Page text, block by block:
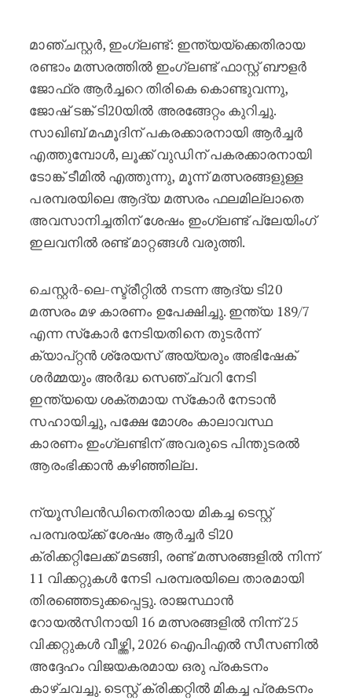
മാഞ്ചസ്റ്റർ, ഇംഗ്ലണ്ട്: ഇന്ത്യയ്‌ക്കെതിരായ
രണ്ടാം മത്സരത്തിൽ ഇംഗ്ലണ്ട് ഫാസ്റ്റ് ബൗളർ
ജോഫ്ര ആർച്ചറെ തിരികെ കൊണ്ടുവന്നു,
ജോഷ് ടങ്ക് ടി20യിൽ അരങ്ങേറ്റം കുറിച്ചു.
സാഖിബ് മഹ്മൂദിന് പകരക്കാരനായി ആർച്ചർ
എത്തുമ്പോൾ, ലൂക്ക് വുഡിന് പകരക്കാരനായി
ടോങ്ക് ടീമിൽ എത്തുന്നു, മൂന്ന് മത്സരങ്ങളുള്ള
പരമ്പരയിലെ ആദ്യ മത്സരം ഫലമില്ലാതെ
അവസാനിച്ചതിന് ശേഷം ഇംഗ്ലണ്ട് പ്ലേയിംഗ്
ഇലവനിൽ രണ്ട് മാറ്റങ്ങൾ വരുത്തി.
ചെസ്റ്റർ-ലെ-സ്ട്രീറ്റിൽ നടന്ന ആദ്യ ടി20
മത്സരം മഴ കാരണം ഉപേക്ഷിച്ചു. ഇന്ത്യ 189/7
എന്ന സ്‌കോർ നേടിയതിനെ തുടർന്ന്
ക്യാപ്റ്റൻ ശ്രേയസ് അയ്യരും അഭിഷേക്
ശർമ്മയും അർദ്ധ സെഞ്ച്വറി നേടി
ഇന്ത്യയെ ശക്തമായ സ്‌കോർ നേടാൻ
സഹായിച്ചു, പക്ഷേ മോശം കാലാവസ്ഥ
കാരണം ഇംഗ്ലണ്ടിന് അവരുടെ പിന്തുടരൽ
ആരംഭിക്കാൻ കഴിഞ്ഞില്ല.
ന്യൂസിലൻഡിനെതിരായ മികച്ച ടെസ്റ്റ്
പരമ്പരയ്ക്ക് ശേഷം ആർച്ചർ ടി20
ക്രിക്കറ്റിലേക്ക് മടങ്ങി, രണ്ട് മത്സരങ്ങളിൽ നിന്ന്
11 വിക്കറ്റുകൾ നേടി പരമ്പരയിലെ താരമായി
തിരഞ്ഞെടുക്കപ്പെട്ടു. രാജസ്ഥാൻ
റോയൽസിനായി 16 മത്സരങ്ങളിൽ നിന്ന് 25
വിക്കറ്റുകൾ വീഴ്ത്തി, 2026 ഐപിഎൽ സീസണിൽ
അദ്ദേഹം വിജയകരമായ ഒരു പ്രകടനം
കാഴ്ചവച്ചു. ടെസ്റ്റ് ക്രിക്കറ്റിൽ മികച്ച പ്രകടനം